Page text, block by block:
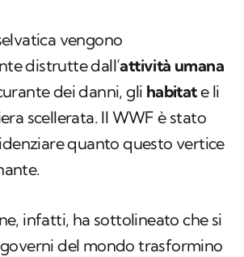
vengono
distrutte dall’attività umana
dei danni, gli habitate li
scellerata. Il WWF è stato
quanto questo vertice
infatti, ha sottolineato che si
del mondo trasformino